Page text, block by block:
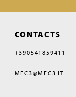
CONTACTS
+390541859411
MEC3@MEC3.IT